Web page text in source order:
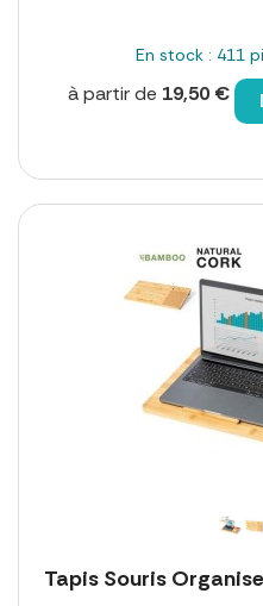
En stock : 411
à partir de 19,50 €
Tapis Souris